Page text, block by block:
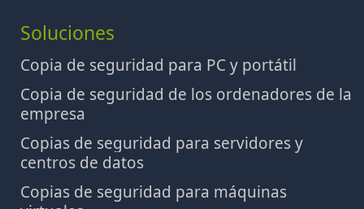
Soluciones
Copia de seguridad para PC y portátil
Copia de seguridad de los ordenadores de la
empresa
Copias de seguridad para servidores y
centros de datos
Copias de seguridad para máquinas